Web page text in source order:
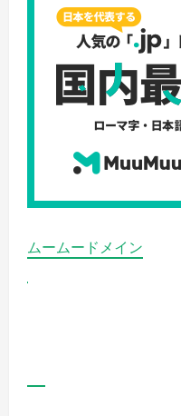
可
能
性、
そ
し
て
UFO
目
者
宙
人
の
接
体
験
な
ムームードメイン